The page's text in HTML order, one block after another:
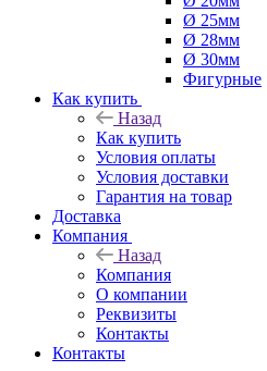
Ø 25мм
Ø 28мм
Ø 30мм
Фигурные
Как купить
Назад
Как купить
Условия оплаты
Условия доставки
Гарантия на товар
Доставка
Компания
Назад
Компания
О компании
Реквизиты
Контакты
Контакты